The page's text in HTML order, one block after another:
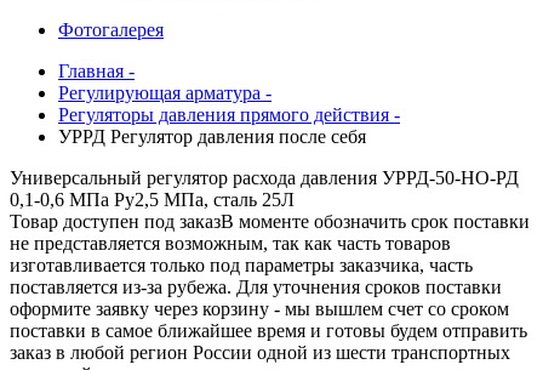
Фотогалерея
Главная -
Регулирующая арматура -
Регуляторы давления прямого действия -
УРРД Регулятор давления после себя
Универсальный регулятор расхода давления УРРД-50-НО-РД
0,1-0,6 МПа Ру2,5 МПа, сталь 25Л
Товар доступен под заказВ моменте обозначить срок поставки
не представляется возможным, так как часть товаров
изготавливается только под параметры заказчика, часть
поставляется из-за рубежа. Для уточнения сроков поставки
оформите заявку через корзину - мы вышлем счет со сроком
поставки в самое ближайшее время и готовы будем отправить
заказ в любой регион России одной из шести транспортных